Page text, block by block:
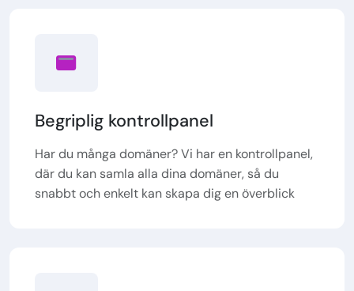
Begriplig kontrollpanel
Har du många domäner? Vi har en kontrollpanel,
där du kan samla alla dina domäner, så du
snabbt och enkelt kan skapa dig en överblick